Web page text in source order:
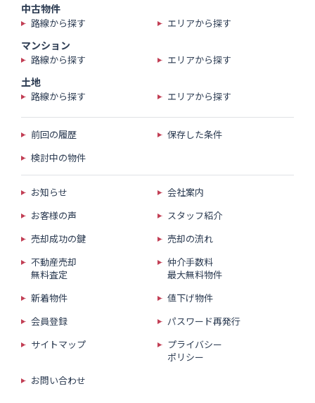
中古物件
路線から探す エリアから探す
マンション
路線から探す エリアから探す
土地
路線から探す エリアから探す
前回の履歴
保存した条件
検討中の物件
お知らせ
会社案内
お客様の声
スタッフ紹介
売却成功の鍵
売却の流れ
不動産売却
無料査定
仲介手数料
最大無料物件
新着物件
値下げ物件
会員登録
パスワード再発行
サイトマップ
プライバシー
ポリシー
お問い合わせ